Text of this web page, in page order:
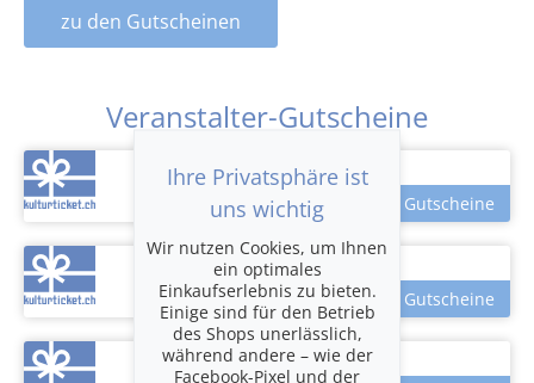
zu den Gutscheinen
Veranstalter-Gutscheine
Ihre Privatsphäre ist
uns wichtig
Wir nutzen Cookies, um Ihnen
ein optimales
Einkaufserlebnis zu bieten.
Einige sind für den Betrieb
des Shops unerlässlich,
während andere – wie der
Facebook-Pixel und der